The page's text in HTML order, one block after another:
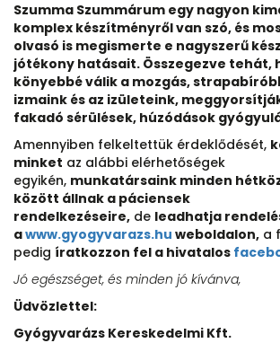
Szumma Szummárum egy nagyon
komplex készítményről van szó, és
olvasó is megismerte e nagyszerű
jótékony hatásait. Összegezve tehát,
könyebbé válik a mozgás,
izmaink és az izületeink,
fakadó sérülések, húzódások
Amennyiben felkeltettük érdeklődését,
minket az alábbi elérhetőségek
egyikén, munkatársaink minden
között állnak a páciensek
rendelkezéseire, de leadhatja
awww.gyogyvarazs.hu weboldalon, a
pedig íratkozzon fel a hivatalos
Jó egészséget, és minden jó kívánva,
Üdvözlettel:
Gyógyvarázs Kereskedelmi Kft.